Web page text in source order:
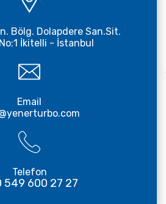
Bölg. Dolapdere San.Sit.
İkitelli - İstanbul
Email
Telefon
549 600 27 27